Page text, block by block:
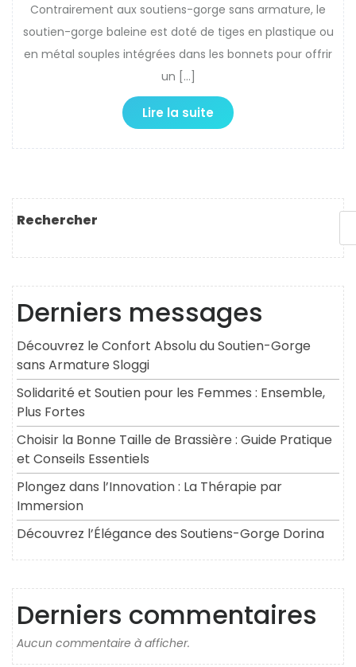
Contrairement aux soutiens-gorge sans armature, le
soutien-gorge baleine est doté de tiges en plastique ou
en métal souples intégrées dans les bonnets pour offrir
un […]
Lire la suite
Rechercher
Derniers messages
Découvrez le Confort Absolu du Soutien-Gorge
sans Armature Sloggi
Solidarité et Soutien pour les Femmes : Ensemble,
Plus Fortes
Choisir la Bonne Taille de Brassière : Guide Pratique
et Conseils Essentiels
Plongez dans l’Innovation : La Thérapie par
Immersion
Découvrez l’Élégance des Soutiens-Gorge Dorina
Derniers commentaires
Aucun commentaire à afficher.